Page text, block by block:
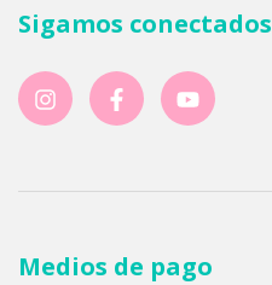
Sigamos conectados
Medios de pago